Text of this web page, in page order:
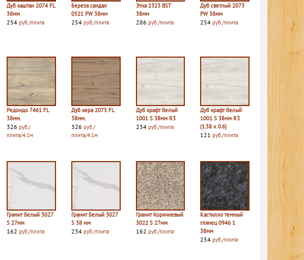
Дуб каштан 2074 FL
38мм
254руб./плита
Береза сандал
0521 PW 38мм
254 руб./плита
Этна 2323 BST
38мм
286 руб./плита
Дуб светлый 2073
PW 38мм
254руб./плита
Редондо 7461 FL
38мм.
326руб./
плита/4.1м
Дуб кера 2075 FL
38мм.
326 руб./
плита/4.1м
Дуб крафт белый
1001 S 38мм R3
234 руб./плита
Дуб крафт белый
1001 S 38мм R3
(1.58 х 0.6)
121руб./плита
Гранит Белый 3027
S 27мм
162руб./плита
Гранит Белый 3027
S 38 мм
234 руб./плита
Гранит Коричневый
3022 S 27мм
162 руб./плита
Кастилло темный
глянец 0946 1
38мм
254руб./плита